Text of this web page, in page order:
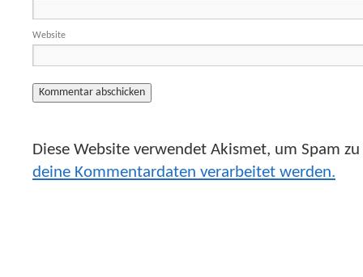
Website
Diese Website verwendet Akismet, um Spam
deine Kommentardaten verarbeitet werden.